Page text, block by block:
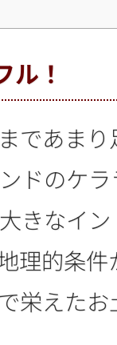
！
であま
ドのケ
きなイ
理的条
栄えた